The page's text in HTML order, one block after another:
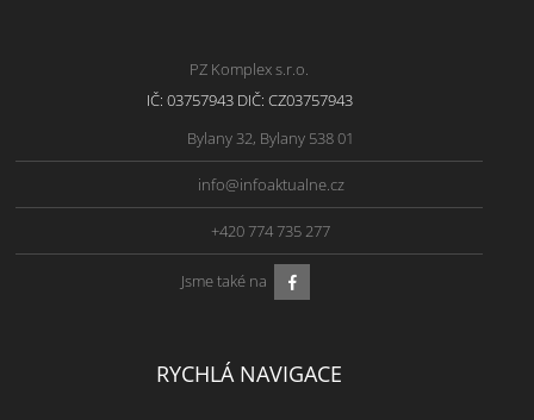
PZ Komplex s.r.o.
IČ: 03757943 DIČ: CZ03757943
Bylany 32, Bylany 538 01
info@infoaktualne.cz
+420 774 735 277
Jsme také na
RYCHLÁ NAVIGACE